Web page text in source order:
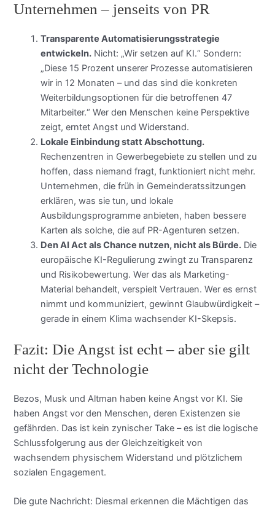
Unternehmen – jenseits von PR
Transparente Automatisierungsstrategie
entwickeln. Nicht: „Wir setzen auf KI.“ Sondern:
„Diese 15 Prozent unserer Prozesse automatisieren
wir in 12 Monaten – und das sind die konkreten
Weiterbildungsoptionen für die betroffenen 47
Mitarbeiter.“ Wer den Menschen keine Perspektive
zeigt, erntet Angst und Widerstand.
Lokale Einbindung statt Abschottung.
Rechenzentren in Gewerbegebiete zu stellen und zu
hoffen, dass niemand fragt, funktioniert nicht mehr.
Unternehmen, die früh in Gemeinderatssitzungen
erklären, was sie tun, und lokale
Ausbildungsprogramme anbieten, haben bessere
Karten als solche, die auf PR-Agenturen setzen.
Den AI Act als Chance nutzen, nicht als Bürde. Die
europäische KI-Regulierung zwingt zu Transparenz
und Risikobewertung. Wer das als Marketing-
Material behandelt, verspielt Vertrauen. Wer es ernst
nimmt und kommuniziert, gewinnt Glaubwürdigkeit –
gerade in einem Klima wachsender KI-Skepsis.
Fazit: Die Angst ist echt – aber sie gilt
nicht der Technologie
Bezos, Musk und Altman haben keine Angst vor KI. Sie
haben Angst vor den Menschen, deren Existenzen sie
gefährden. Das ist kein zynischer Take – es ist die logische
Schlussfolgerung aus der Gleichzeitigkeit von
wachsendem physischem Widerstand und plötzlichem
sozialen Engagement.
Die gute Nachricht: Diesmal erkennen die Mächtigen das